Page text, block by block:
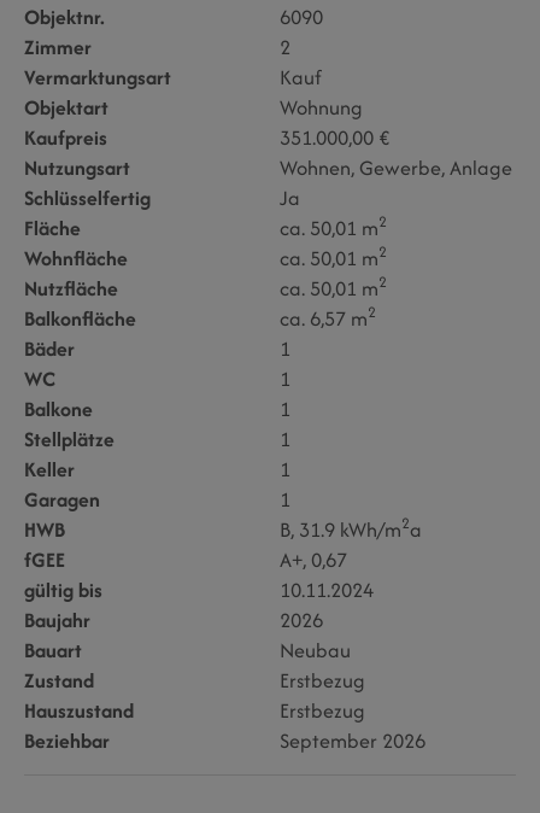
Objektnr.
6090
Zimmer
2
Vermarktungsart
Kauf
Objektart
Wohnung
Kaufpreis
351.000,00 €
Nutzungsart
Wohnen Gewerbe Anlage
Schlüsselfertig
Ja
Fläche
ca. 50,01 m2
Wohnfläche ca. 50,01 m2
Nutzfläche ca. 50,01 m2
Balkonfläche ca. 6,57 m2
Bäder
1
WC
1
Balkone
1
Stellplätze
1
Keller
1
Garagen
1
HWB
B, 31.9 kWh/m2a
fGEE
A+, 0,67
gültig bis
10.11.2024
Baujahr
2026
Bauart
Neubau
Zustand
Erstbezug
Hauszustand
Erstbezug
Beziehbar
September 2026